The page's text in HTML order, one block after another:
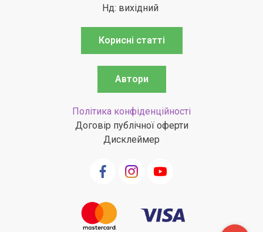
Нд: вихідний
Корисні статті
Автори
Політика конфіденційності
Договір публічної оферти
Дисклеймер